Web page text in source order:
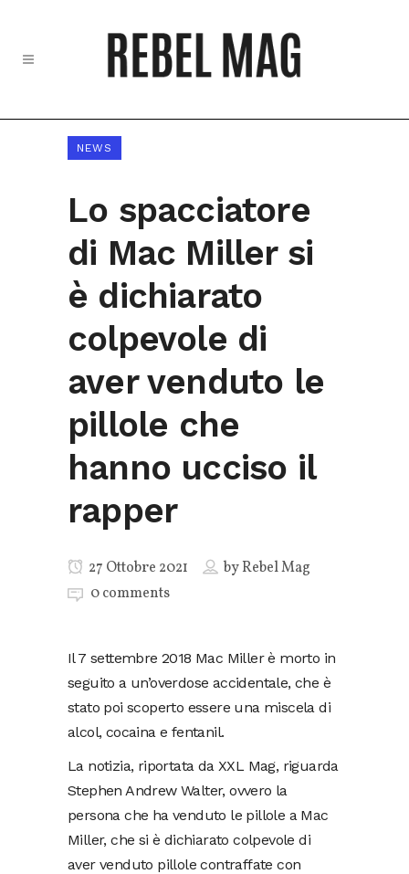
NEWS
Lo spacciatore
di Mac Miller si
è dichiarato
colpevole di
aver venduto le
pillole che
hanno ucciso il
rapper
27 Ottobre 2021 byRebel Mag
0 comments
Il 7 settembre 2018 Mac Miller è morto in
seguito a un’overdose accidentale, che è
stato poi scoperto essere una miscela di
alcol, cocaina e fentanil.
La notizia, riportata da XXL Mag, riguarda
Stephen Andrew Walter, ovvero la
persona che ha venduto le pillole a Mac
Miller, che si è dichiarato colpevole di
aver venduto pillole contraffate con